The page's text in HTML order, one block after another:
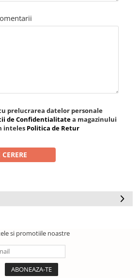
prelucrarea datelor personale
de Confidentialitatea magazinului
inteles Politica de Retur
si promotiile noastre